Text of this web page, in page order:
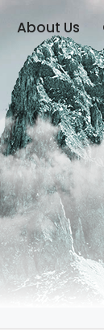
About Us